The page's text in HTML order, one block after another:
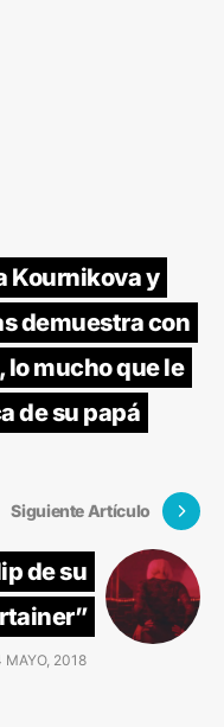
Kournikova y
demuestra con
lo mucho que le
de su papá
Siguiente Artículo
de su
MAYO, 2018